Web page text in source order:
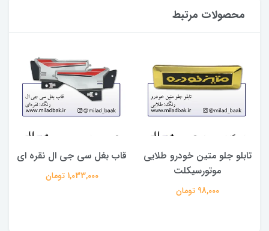
محصولات مرتبط
تابلو جلو متین خودرو طلایی
موتورسیکلت
98,000 تومان
قاب بغل سی جی ال نقره ای
1,033,000 تومان